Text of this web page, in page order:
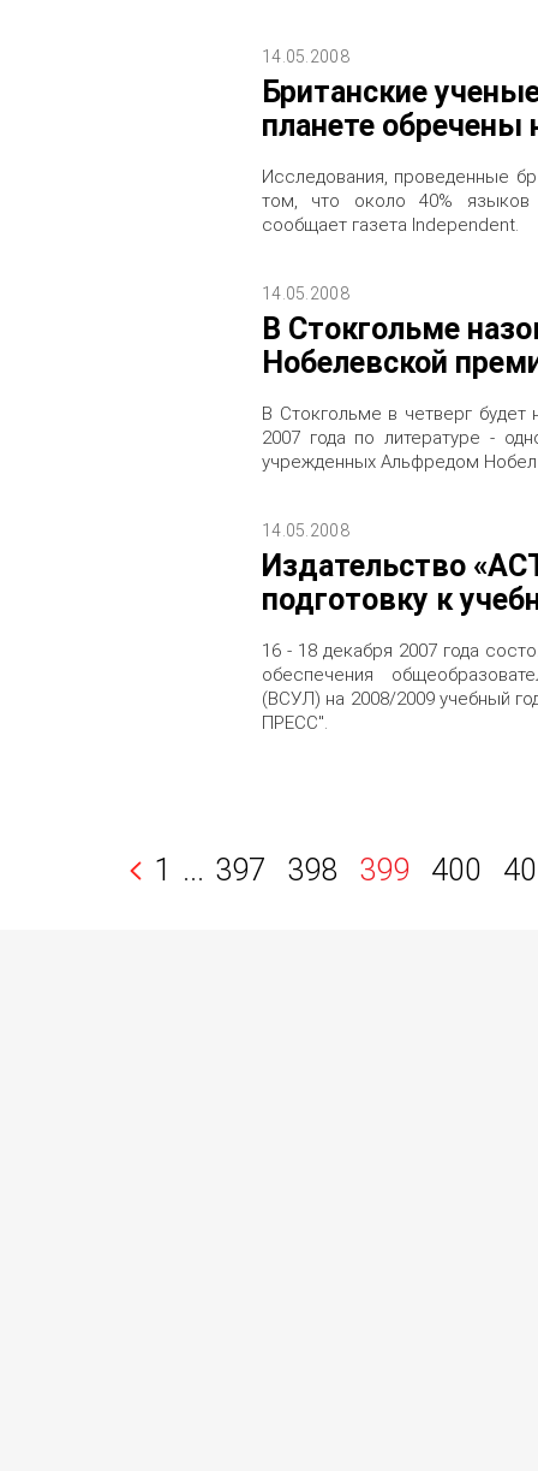
14.05.2008
Британские
планете
Исследования, проведенные
том, что около 40%
сообщает газета Independent.
14.05.2008
В Стокгольме
Нобелевской
В Стокгольме в четверг
2007 года по литературе -
учрежденных Альфредом
14.05.2008
Издательство
подготовку к
16 - 18 декабря 2007 года
обеспечения
(ВСУЛ) на 2008/2009 учебный
ПРЕСС".
1 ... 397 398 399 400